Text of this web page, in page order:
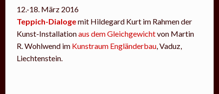
12.-18. März 2016
Teppich-Dialogemit Hildegard Kurt im Rahmen der
Kunst-Installationaus dem Gleichgewichtvon Martin
R. Wohlwend im Kunstraum Engländerbau , Vaduz,
Liechtenstein.